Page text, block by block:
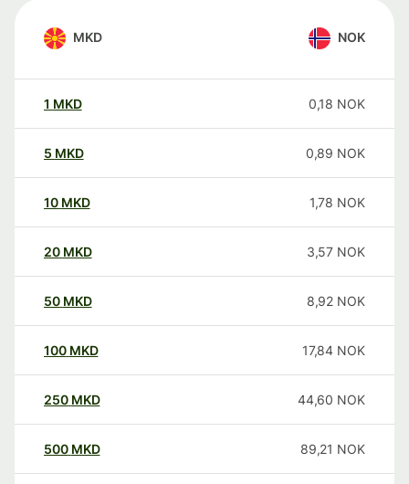
MKD NOK
1 MKD 0,18 NOK
5 MKD 0,89 NOK
10 MKD 1,78 NOK
20 MKD 3,57 NOK
50 MKD 8,92 NOK
100 MKD 17,84 NOK
250 MKD 44,60 NOK
500 MKD 89,21 NOK